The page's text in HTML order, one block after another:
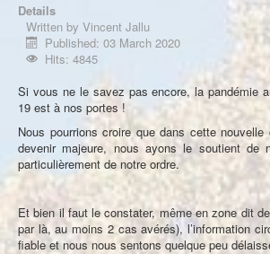
Divers
À propos
Details
Written by Vincent Jallu
Published: 03 March 2020
Hits: 4845
Si vous ne le savez pas encore, la pandémie
19 est à nos portes !
Nous pourrions croire que dans cette
devenir majeure, nous ayons le soutient de
particulièrement de notre ordre.
Et bien il faut le constater, même en zone dit
par là, au moins 2 cas avérés), l’information
fiable et nous nous sentons quelque peu